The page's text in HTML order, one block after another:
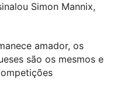
Simon Mannix,
amador, os
são os mesmos e